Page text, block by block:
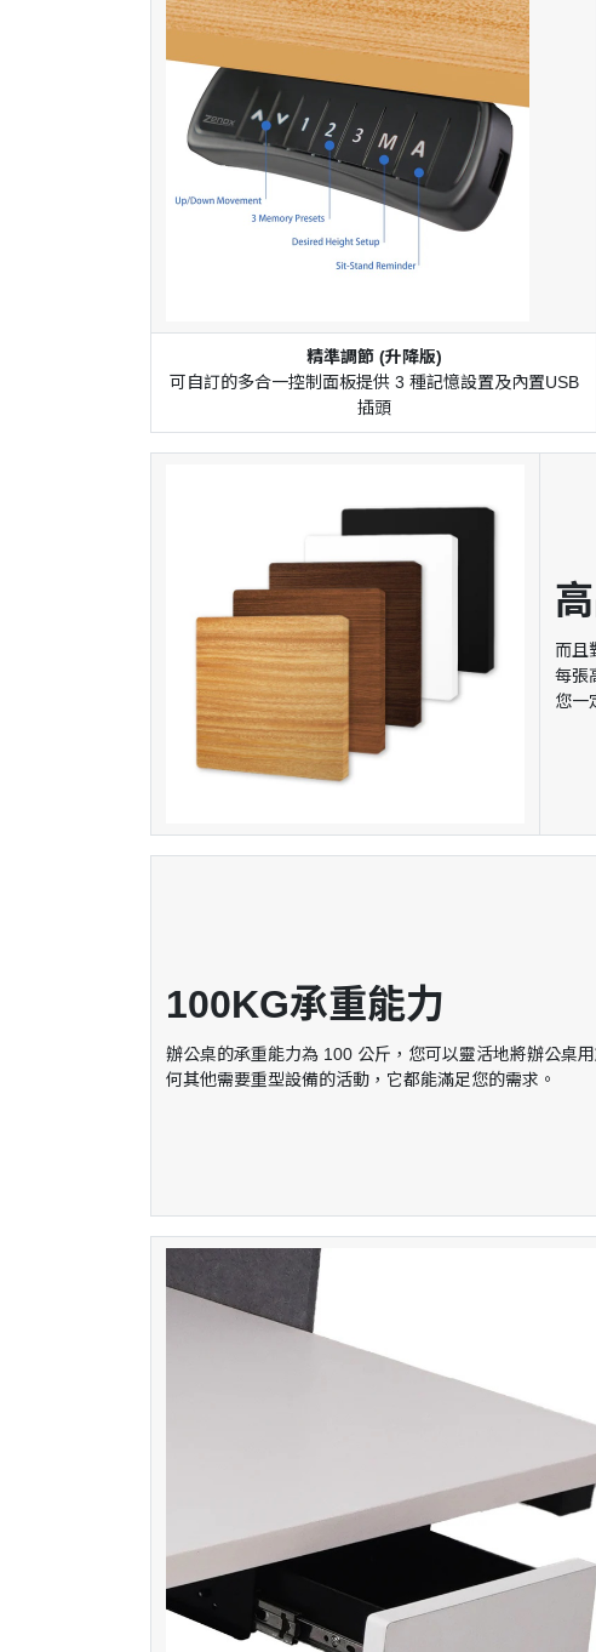
精準調節 (升降版)
可自訂的多合一控制面板提供 3 種記憶設置及內置USB
插頭
而且
每張
您一
100KG承重能力
辦公桌的承重能力為 100 公斤，您可以靈活地將辦公桌
何其他需要重型設備的活動，它都能滿足您的需求。